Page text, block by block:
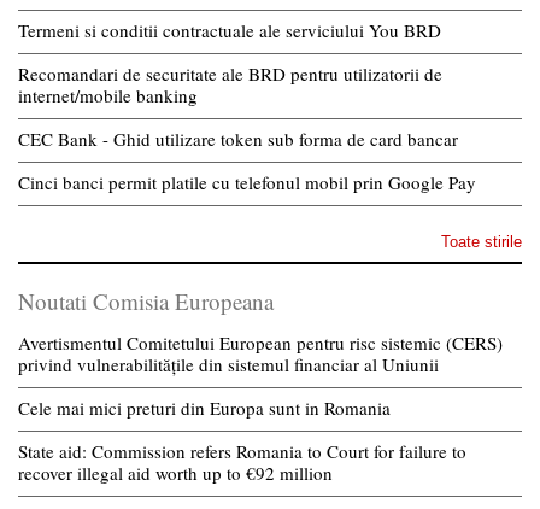
Termeni si conditii contractuale ale serviciului You BRD
Recomandari de securitate ale BRD pentru utilizatorii de
internet/mobile banking
CEC Bank - Ghid utilizare token sub forma de card bancar
Cinci banci permit platile cu telefonul mobil prin Google Pay
Toate stirile
Noutati Comisia Europeana
Avertismentul Comitetului European pentru risc sistemic (CERS)
privind vulnerabilitățile din sistemul financiar al Uniunii
Cele mai mici preturi din Europa sunt in Romania
State aid: Commission refers Romania to Court for failure to
recover illegal aid worth up to €92 million